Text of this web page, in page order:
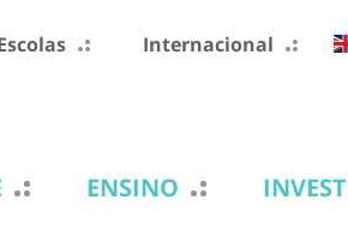
Internacional
ENSINO